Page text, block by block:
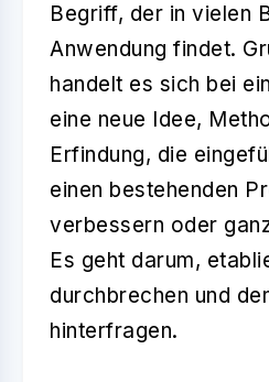
Begriff, der in vielen
Anwendung findet.
handelt es sich bei
eine neue Idee,
Erfindung, die
einen bestehenden
verbessern oder
Es geht darum,
durchbrechen und
hinterfragen.